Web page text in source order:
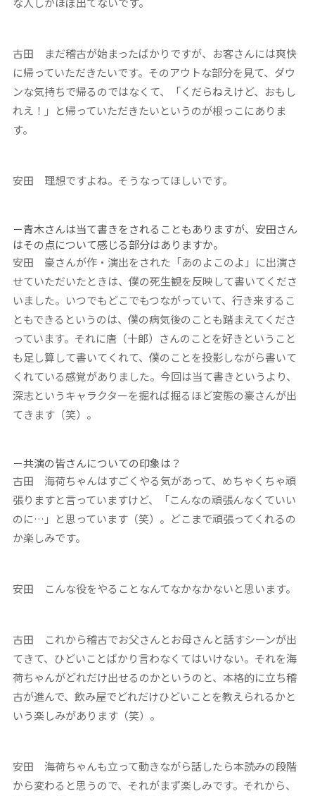
古田 まだ稽古が始まったばかりですが、お客さんには爽快
に帰っていただきたいです。そのアウトな部分を見て、ダウ
ンな気持ちで帰るのではなくて、「くだらねえけど、おもし
れえ！」と帰っていただきたいというのが根っこにありま
す。
安田 理想ですよね。そうなってほしいです。
－青木さんは当て書きをされることもありますが、安田さん
はその点について感じる部分はありますか。
安田 豪さんが作・演出をされた「あのよこのよ」に出演さ
せていただいたときは、僕の死生観を反映して書いてくださ
いました。いつでもどこでもつながっていて、行き来するこ
ともできるというのは、僕の病気後のことも踏まえてくださ
っています。それに唐（十郎）さんのことを好きということ
も足し算して書いてくれて、僕のことを投影しながら書いて
くれている感覚がありました。今回は当て書きというより、
深志というキャラクターを掘れば掘るほど変態の豪さんが出
てきます（笑）。
－共演の皆さんについての印象は？
古田 海荷ちゃんはすごくやる気があって、めちゃくちゃ頑
張りますと言っていますけど、「こんなの頑張んなくていい
のに…」と思っています（笑）。どこまで頑張ってくれるの
か楽しみです。
安田 こんな役をやることなんてなかなかないと思います。
古田 これから稽古でお父さんとお母さんと話すシーンが出
てきて、ひどいことばかり言わなくてはいけない。それを海
荷ちゃんがどれだけ出せるのかというのと、本格的に立ち稽
古が進んで、飲み屋でどれだけひどいことを教えられるかと
いう楽しみがあります（笑）。
安田 海荷ちゃんも立って動きながら話したら本読みの段階
から変わると思うので、それがまず楽しみです。それから、